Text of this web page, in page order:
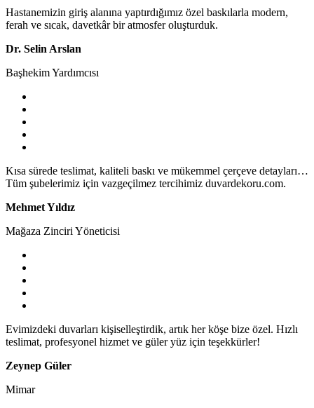
Hastanemizin giriş alanına yaptırdığımız özel baskılarla modern,
ferah ve sıcak, davetkâr bir atmosfer oluşturduk.
Dr. Selin Arslan
Başhekim Yardımcısı
Kısa sürede teslimat, kaliteli baskı ve mükemmel çerçeve detayları…
Tüm şubelerimiz için vazgeçilmez tercihimiz duvardekoru.com.
Mehmet Yıldız
Mağaza Zinciri Yöneticisi
Evimizdeki duvarları kişiselleştirdik, artık her köşe bize özel. Hızlı
teslimat, profesyonel hizmet ve güler yüz için teşekkürler!
Zeynep Güler
Mimar